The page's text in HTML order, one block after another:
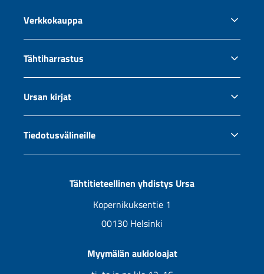
Tähtitieteellinen yhdistys Ursa
Kopernikuksentie 1
00130 Helsinki
Myymälän aukioloajat
Tähtiharrastus
Miten aloittaa tähtiharrastus?
Kaukoputken ostajan opas
Okulaaritaulukko
Ursan jäsenyys
Ursan kirjat
Äänikirjat ja e-kirjat
Jälleenmyyjät
Tiedotusvälineille
Tiedotus ja yhteistyö
Verkkokauppa
Oma tili
Tilaus- ja toimitusehdot
Tietosuoja ja evästeet